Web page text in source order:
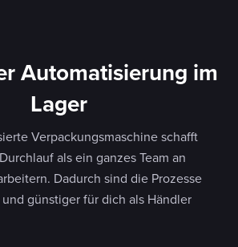
Automatisierung im
Lager
Verpackungsmaschine schafft
als ein ganzes Team an
Dadurch sind die Prozesse
günstiger für dich als Händler